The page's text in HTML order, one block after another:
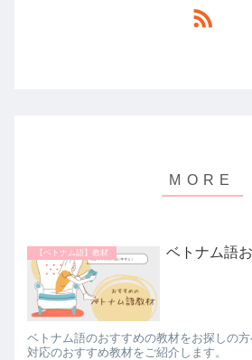
【ベトナム語】教材 ベトナム語
ベトナム語のおすすめの教材をお探しの
対応のおすすめ教材をご紹介します。